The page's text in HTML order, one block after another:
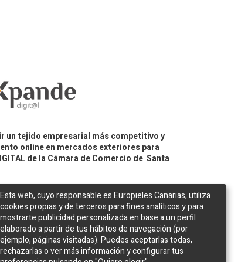
un tejido empresarial más competitivo y
online en mercados exteriores para
de la Cámara de Comercio de Santa
Esta web, cuyo responsable es Europieles Canarias, utiliza
cookies propias y de terceros para fines analíticos y para
mostrarte publicidad personalizada en base a un perfil
elaborado a partir de tus hábitos de navegación (por
ejemplo, páginas visitadas). Puedes aceptarlas todas,
rechazarlas o ver más información y configurar tus